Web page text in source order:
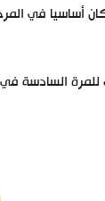
فقط بقميص النادي، إلا أنه كان
السادسة في